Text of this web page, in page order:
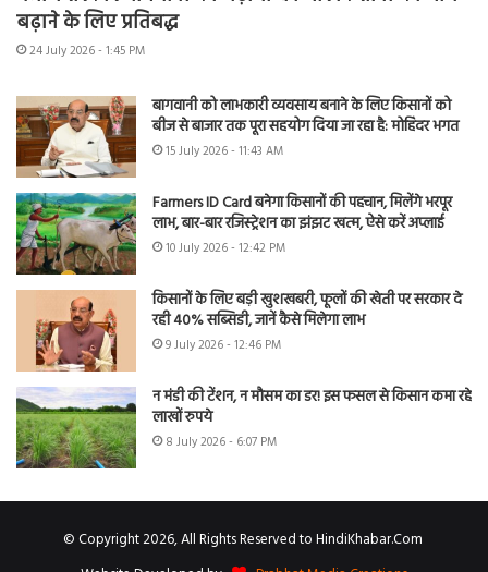
बढ़ाने के लिए प्रतिबद्ध
24 July 2026 - 1:45 PM
बागवानी को लाभकारी व्यवसाय बनाने के लिए किसानों को
बीज से बाजार तक पूरा सहयोग दिया जा रहा है: मोहिंदर भगत
15 July 2026 - 11:43 AM
Farmers ID Card बनेगा किसानों की पहचान, मिलेंगे भरपूर
लाभ, बार-बार रजिस्ट्रेशन का झंझट खत्म, ऐसे करें अप्लाई
10 July 2026 - 12:42 PM
किसानों के लिए बड़ी खुशखबरी, फूलों की खेती पर सरकार दे
रही 40% सब्सिडी, जानें कैसे मिलेगा लाभ
9 July 2026 - 12:46 PM
न मंडी की टेंशन, न मौसम का डर! इस फसल से किसान कमा रहे
लाखों रुपये
8 July 2026 - 6:07 PM
© Copyright 2026, All Rights Reserved to HindiKhabar.Com